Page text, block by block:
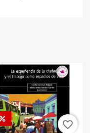
favorite_border